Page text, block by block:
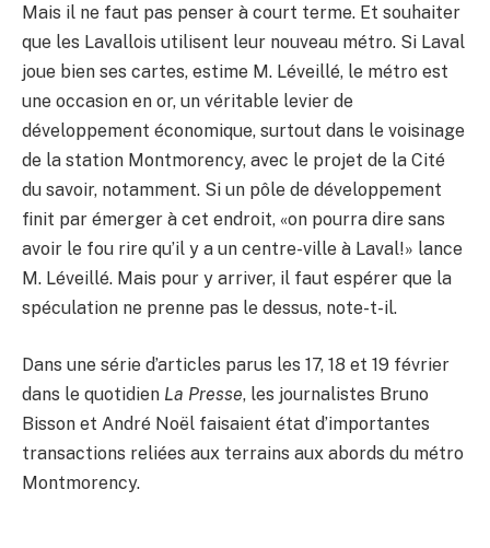
Mais il ne faut pas penser à court terme. Et souhaiter
que les Lavallois utilisent leur nouveau métro. Si Laval
joue bien ses cartes, estime M. Léveillé, le métro est
une occasion en or, un véritable levier de
développement économique, surtout dans le voisinage
de la station Montmorency, avec le projet de la Cité
du savoir, notamment. Si un pôle de développement
finit par émerger à cet endroit, «on pourra dire sans
avoir le fou rire qu’il y a un centre-ville à Laval!» lance
M. Léveillé. Mais pour y arriver, il faut espérer que la
spéculation ne prenne pas le dessus, note-t-il.
Dans une série d’articles parus les 17, 18 et 19 février
dans le quotidien La Presse, les journalistes Bruno
Bisson et André Noël faisaient état d’importantes
transactions reliées aux terrains aux abords du métro
Montmorency.